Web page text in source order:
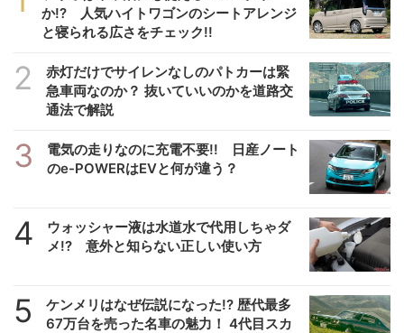
か!? 人気ハイトワゴンのシートアレンジ
と寝られる広さをチェック!!
2
赤灯だけでサイレンなしのパトカーは緊
急車両なのか？ 抜いていいのかを道路交
通法で解説
3
電気の走りなのに充電不要!! 日産ノート
のe-POWERはEVと何が違う？
4
ウォッシャー液は水道水で代用しちゃダ
メ!? 意外と知らない正しい使い方
5
ケンメリはなぜ伝説になった!? 歴代最多
67万台を売った名車の魅力！ 4代目スカ